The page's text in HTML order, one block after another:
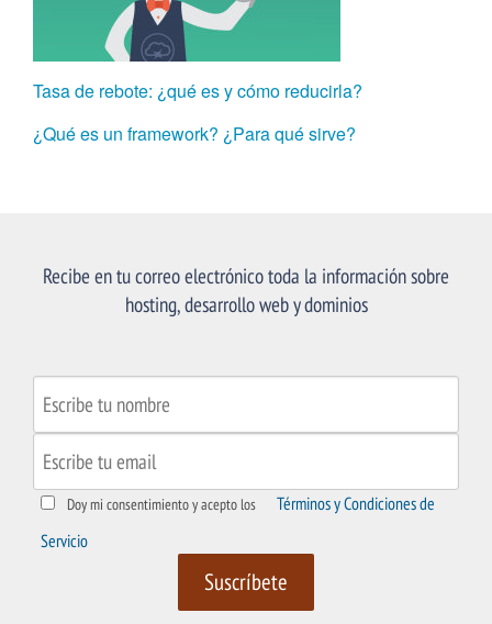
Tasa de rebote: ¿qué es y cómo reducirla?
¿Qué es un framework? ¿Para qué sirve?
Recibe en tu correo electrónico toda la información sobre
hosting, desarrollo web y dominios
Doy mi consentimiento y acepto los
Términos y Condiciones de
Servicio